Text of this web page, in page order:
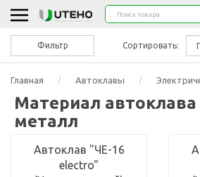
Главная Автоклавы
Материал
металл
Фильтр Сортировать:
Автоклав "ЧЕ-16
electro"